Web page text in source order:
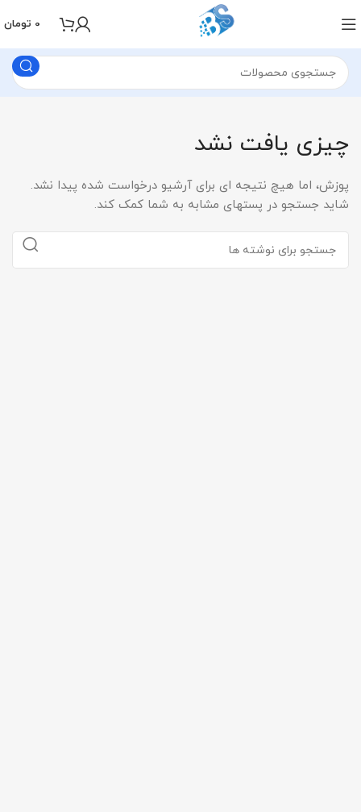
0 تومان
چیزی یافت نشد
پوزش، اما هیچ نتیجه ای برای آرشیو درخواست شده پیدا نشد.
شاید جستجو در پستهای مشابه به شما کمک کند.